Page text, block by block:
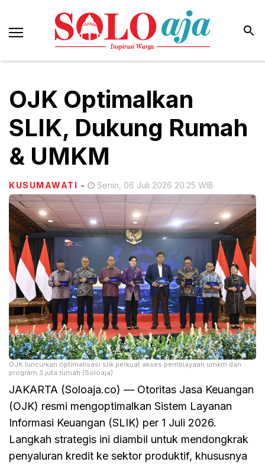
OJK Optimalkan
SLIK, Dukung Rumah
& UMKM
KUSUMAWATI - Senin, 06 Juli 2026 20:25 WIB
OJK luncurkan optimalisasi slik perkuat akses pembiayaan umkm dan
program 3 juta rumah (Soloaja)
JAKARTA (Soloaja.co) — Otoritas Jasa Keuangan
(OJK) resmi mengoptimalkan Sistem Layanan
Informasi Keuangan (SLIK) per 1 Juli 2026.
Langkah strategis ini diambil untuk mendongkrak
penyaluran kredit ke sektor produktif, khususnya